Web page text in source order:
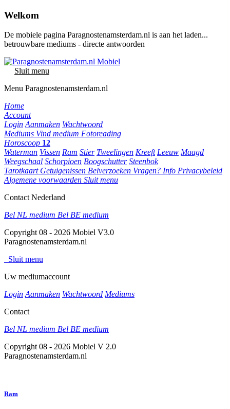
Welkom
De mobiele pagina Paragnostenamsterdam.nl is aan het laden...
betrouwbare mediums - directe antwoorden
Sluit menu
Menu Paragnostenamsterdam.nl
Home
Account
Login Aanmaken Wachtwoord
Mediums Vind medium Fotoreading
Horoscoop 12
Waterman Vissen Ram Stier Tweelingen Kreeft Leeuw Maagd
Weegschaal Schorpioen Boogschutter Steenbok
Tarotkaart Getuigenissen Belverzoeken Vragen? Info Privacybeleid
Algemene voorwaarden Sluit menu
Contact Nederland
Bel NL medium Bel BE medium
Copyright 08 - 2026 Mobiel V3.0
Paragnostenamsterdam.nl
Sluit menu
Uw mediumaccount
Login Aanmaken Wachtwoord Mediums
Contact
Bel NL medium Bel BE medium
Copyright 08 - 2026 Mobiel V 2.0
Paragnostenamsterdam.nl
Ram